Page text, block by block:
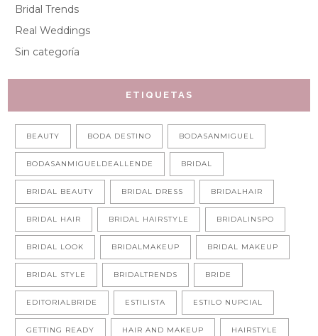
Bridal Trends
Real Weddings
Sin categoría
ETIQUETAS
BEAUTY BODA DESTINO BODASANMIGUEL
BODASANMIGUELDEALLENDE BRIDAL
BRIDAL BEAUTY BRIDAL DRESS BRIDALHAIR
BRIDAL HAIR BRIDAL HAIRSTYLE BRIDALINSPO
BRIDAL LOOK BRIDALMAKEUP BRIDAL MAKEUP
BRIDAL STYLE BRIDALTRENDS BRIDE
EDITORIALBRIDE ESTILISTA ESTILO NUPCIAL
GETTING READY HAIR AND MAKEUP HAIRSTYLE